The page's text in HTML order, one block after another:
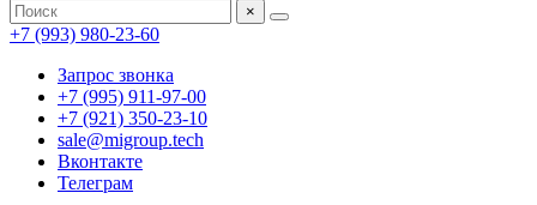
×
+7 (993) 980-23-60
Запрос звонка
+7 (995) 911-97-00
+7 (921) 350-23-10
sale@migroup.tech
Вконтакте
Телеграм